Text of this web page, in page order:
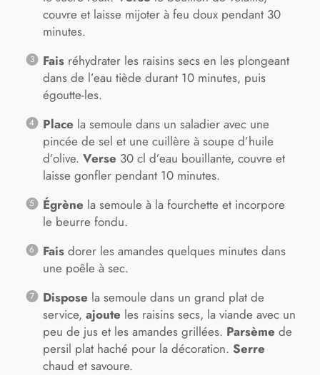
couvre et laisse mijoter à feu doux pendant 30
minutes.
Faisréhydrater les raisins secs en les plongeant
dans de l’eau tiède durant 10 minutes, puis
égoutte-les.
Place la semoule dans un saladier avec une
pincée de sel et une cuillère à soupe d’huile
d’olive. Verse 30 cl d’eau bouillante, couvre et
laisse gonfler pendant 10 minutes.
Égrène la semoule à la fourchette et incorpore
le beurre fondu.
Faisdorer les amandes quelques minutes dans
une poêle à sec.
Dispose la semoule dans un grand plat de
service, ajoute les raisins secs, la viande avec un
peu de jus et les amandes grillées. Parsème de
persil plat haché pour la décoration. Serre
chaud et savoure.